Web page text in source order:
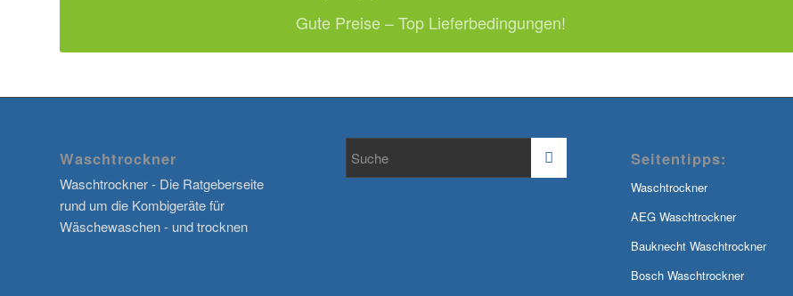
Gute Preise – Top Lieferbedingungen!
Waschtrockner
Waschtrockner - Die Ratgeberseite
rund um die Kombigeräte für
Wäschewaschen - und trocknen
Seitentipps:
Waschtrockner
AEG Waschtrockner
Bauknecht Waschtrockner
Bosch Waschtrockner